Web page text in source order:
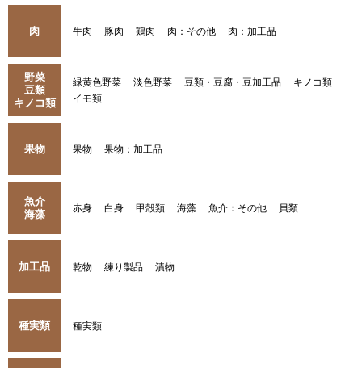
肉 牛肉 豚肉 鶏肉 肉：その他 肉：加工品
野菜
豆類
キノコ類
緑黄色野菜 淡色野菜 豆類・豆腐・豆加工品
キノコ類
イモ類
果物 果物 果物：加工品
魚介
海藻
赤身 白身 甲殻類 海藻 魚介：その他 貝類
加工品 乾物 練り製品 漬物
種実類 種実類